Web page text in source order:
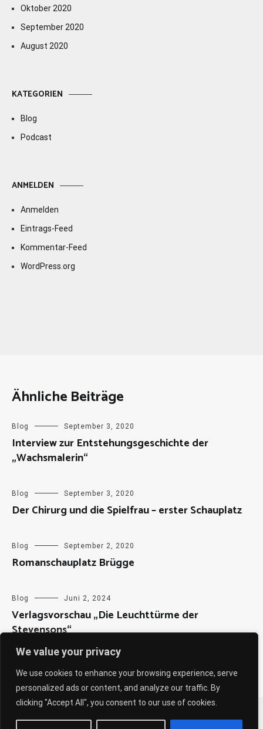
We value your privacy
We use cookies to enhance your browsing experience, serve
personalized ads or content, and analyze our traffic. By
clicking "Accept All", you consent to our use of cookies.
Oktober 2020
September 2020
August 2020
KATEGORIEN
Blog
Podcast
ANMELDEN
Anmelden
Eintrags-Feed
Kommentar-Feed
WordPress.org
Ähnliche Beiträge
Blog September 3, 2020
Interview zur Entstehungsgeschichte der
„Wachsmalerin“
Blog September 3, 2020
Der Chirurg und die Spielfrau – erster Schauplatz
Blog September 2, 2020
Romanschauplatz Brügge
Blog Juni 2, 2024
Verlagsvorschau „Die Leuchttürme der
Stevensons“